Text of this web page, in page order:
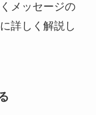
メッセージの
詳しく解説し